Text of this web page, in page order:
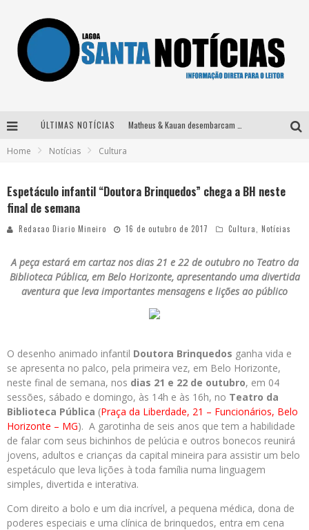
ÚLTIMAS NOTÍCIAS
Home Notícias Cultura
Espetáculo infantil “Doutora Brinquedos” chega a BH neste
final de semana
Redacao Diario Mineiro 16 de outubro de 2017 Cultura Notícias
A peça estará em cartaz nos dias 21 e 22 de outubro no Teatro da
Biblioteca Pública, em Belo Horizonte, apresentando uma divertida
aventura que leva importantes mensagens e lições ao público
O desenho animado infantil Doutora Brinquedos ganha vida e
se apresenta no palco, pela primeira vez, em Belo Horizonte,
neste final de semana, nos dias 21 e 22 de outubro, em 04
sessões, sábado e domingo, às 14h e às 16h, no Teatro da
Biblioteca Pública (Praça da Liberdade, 21 – Funcionários, Belo
Horizonte – MG). A garotinha de seis anos que tem a habilidade
de falar com seus bichinhos de pelúcia e outros bonecos reunirá
jovens, adultos e crianças da capital mineira para assistir um belo
espetáculo que leva lições à toda família numa linguagem
simples, divertida e interativa.
Com direito a bolo e um dia incrível, a pequena médica, dona de
poderes especiais e uma clínica de brinquedos, entra em cena